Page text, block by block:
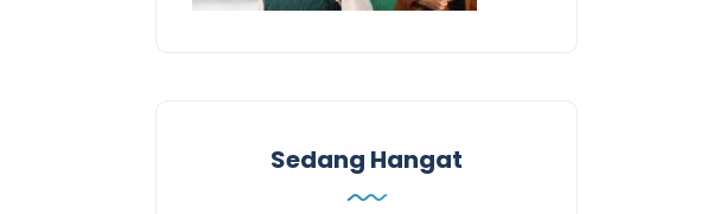
Sedang Hangat